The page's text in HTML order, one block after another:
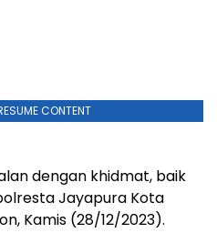
CONTENT
dengan khidmat, baik
Jayapura Kota
Kamis (28/12/2023).